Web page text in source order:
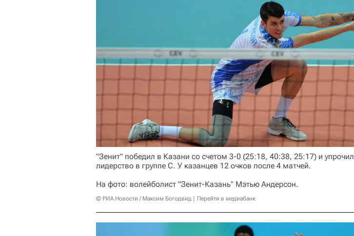
"Зенит" победил в Казани со счетом 3-0 (25:18, 40:38, 25:17) и упрочил
лидерство в группе C. У казанцев 12 очков после 4 матчей.
На фото: волейболист "Зенит-Казань" Мэтью Андерсон.
© РИА Новости / Максим Богодвид Перейти в медиабанк